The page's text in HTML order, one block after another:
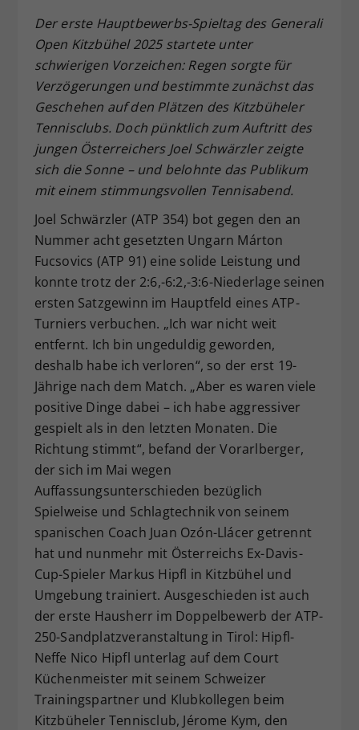
Der erste Hauptbewerbs-Spieltag des Generali
Open Kitzbühel 2025 startete unter
schwierigen Vorzeichen:Regen sorgte für
Verzögerungen und bestimmte zunächst das
Geschehen auf den Plätzen des Kitzbüheler
Tennisclubs. Doch pünktlich zum Auftritt des
jungen Österreichers Joel Schwärzler zeigte
sich die Sonne – und belohnte das Publikum
mit einem stimmungsvollen Tennisabend.
Joel Schwärzler (ATP 354) bot gegen den an
Nummer acht gesetzten Ungarn Márton
Fucsovics (ATP 91) eine solide Leistung und
konnte trotz der 2:6,-6:2,-3:6-Niederlage seinen
ersten Satzgewinn im Hauptfeld eines ATP-
Turniers verbuchen. „Ich war nicht weit
entfernt. Ich bin ungeduldig geworden,
deshalb habe ich verloren“, so der erst 19-
Jährige nach dem Match. „Aber es waren viele
positive Dinge dabei – ich habe aggressiver
gespielt als in den letzten Monaten. Die
Richtung stimmt“, befand der Vorarlberger,
der sich im Mai wegen
Auffassungsunterschieden bezüglich
Spielweise und Schlagtechnik von seinem
spanischen Coach Juan Ozón-Llácer getrennt
hat und nunmehr mit Österreichs Ex-Davis-
Cup-Spieler Markus Hipfl in Kitzbühel und
Umgebung trainiert. Ausgeschieden ist auch
der erste Hausherr im Doppelbewerb der ATP-
250-Sandplatzveranstaltung in Tirol: Hipfl-
Neffe Nico Hipfl unterlag auf dem Court
Küchenmeister mit seinem Schweizer
Trainingspartner und Klubkollegen beim
Kitzbüheler Tennisclub, Jérome Kym, den
Zweck
Dieser Wert speichert Ihre Consent-
Einstellungen. Unter anderem eine
historische Speicherung Ihrer
vorgenommen Einstellungen, falls der
Webseiten-Betreiber dies eingestellt
hat.